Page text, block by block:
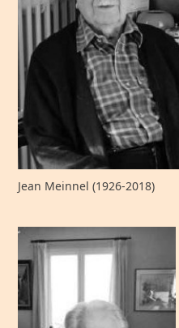
Jean Meinnel (1926-2018)